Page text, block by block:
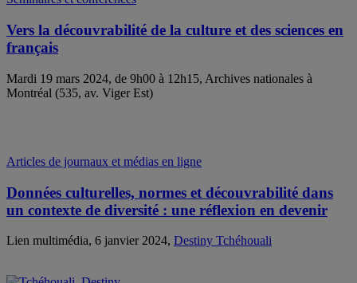
Vers la découvrabilité de la culture et des sciences en
français
Mardi 19 mars 2024, de 9h00 à 12h15, Archives nationales à
Montréal (535, av. Viger Est)
Articles de journaux et médias en ligne
Données culturelles, normes et découvrabilité dans
un contexte de diversité : une réflexion en devenir
Lien multimédia, 6 janvier 2024, Destiny Tchéhouali